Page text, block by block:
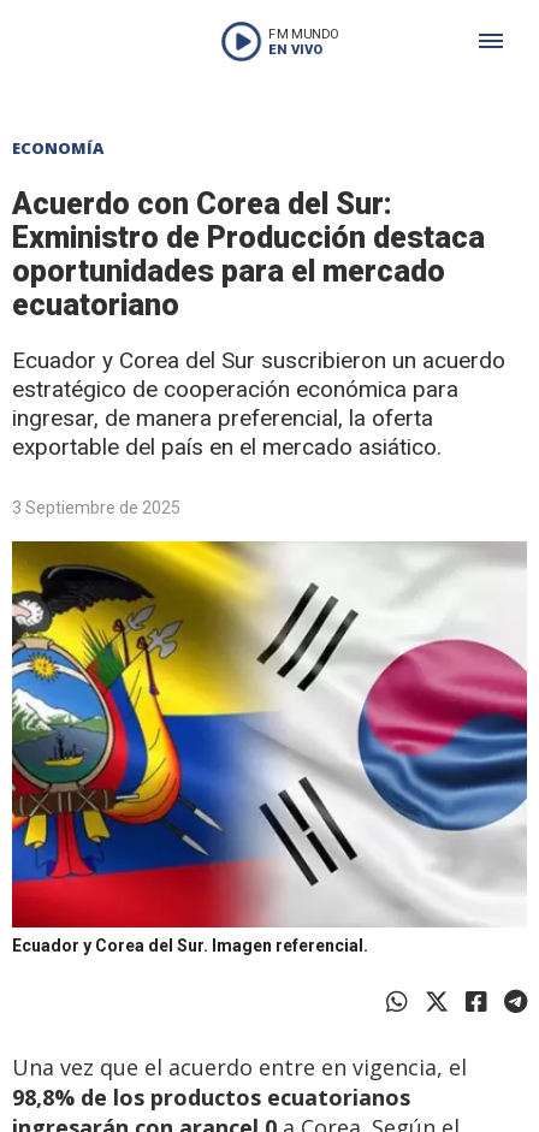
FM MUNDO
EN VIVO
ECONOMÍA
Acuerdo con Corea del Sur:
Exministro de Producción destaca
oportunidades para el mercado
ecuatoriano
Ecuador y Corea del Sur suscribieron un acuerdo
estratégico de cooperación económica para
ingresar, de manera preferencial, la oferta
exportable del país en el mercado asiático.
3 Septiembre de 2025
Ecuador y Corea del Sur. Imagen referencial.
Una vez que el acuerdo entre en vigencia, el
98,8% de los productos ecuatorianos